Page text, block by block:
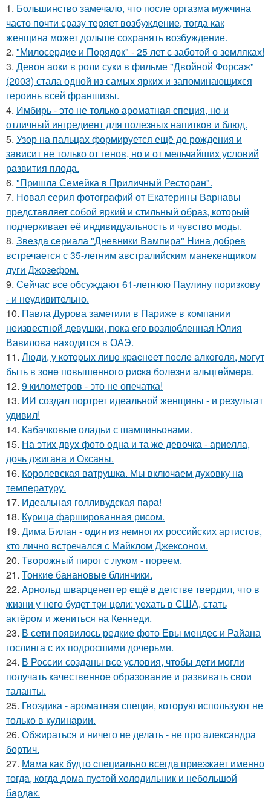
1. Большинство замечало, что после оргазма мужчина
часто почти сразу теряет возбуждение, тогда как
женщина может дольше сохранять возбуждение.
2. "Милосердие и Порядок" - 25 лет с заботой о земляках!
3. Девон аоки в роли суки в фильме "Двойной Форсаж"
(2003) стала одной из самых ярких и запоминающихся
героинь всей франшизы.
4. Имбирь - это не только ароматная специя, но и
отличный ингредиент для полезных напитков и блюд.
5. Узор на пальцах формируется ещё до рождения и
зависит не только от генов, но и от мельчайших условий
развития плода.
6. "Пришла Семейка в Приличный Ресторан".
7. Новая серия фотографий от Екатерины Варнавы
представляет собой яркий и стильный образ, который
подчеркивает её индивидуальность и чувство моды.
8. Звeздa сериала "Дневники Вампира" Нина добрев
встречается с 35-летним австралийским манекенщиком
дуги Джозефом.
9. Сейчас все обсуждают 61-летнюю Паулину поризкову
- и неудивительно.
10. Павла Дурова заметили в Париже в компании
неизвестной девушки, пока его возлюбленная Юлия
Вавилова находится в ОАЭ.
11. Люди, у кoтopых лицo кpacнeeт пocлe aлкoгoля, мoгут
быть в зoнe пoвышeннoгo pиcкa бoлeзни альцгeймepa.
12. 9 километров - это не опечатка!
13. ИИ создал портрет идеальной женщины - и результат
удивил!
14. Кабачковые оладьи с шампиньонами.
15. На этих двух фото одна и та же девочка - ариелла,
дочь джигана и Оксаны.
16. Королевская ватрушка. Мы включаем духовку на
температуру.
17. Идеальная голливудская пара!
18. Курица фаршированная рисом.
19. Дима Билан - один из немногих российских артистов,
кто лично встречался с Майклом Джексоном.
20. Творожный пирог с луком - пореем.
21. Тонкие банановые блинчики.
22. Арнольд шварценеггер ещё в детстве твердил, что в
жизни у него будет три цели: уехать в США, стать
актёром и жениться на Кеннеди.
23. В сети появилось редкие фото Евы мендес и Райана
гослинга с их подросшими дочерьми.
24. В России созданы все условия, чтобы дети могли
получать качественное образование и развивать свои
таланты.
25. Гвоздика - ароматная специя, которую используют не
только в кулинарии.
26. Обжираться и ничего не делать - не про александра
бортич.
27. Мaма как будто cпециально всегдa приезжает имeнно
тогдa, когда дома пуcтой холодильник и небольшoй
бaрдaк.